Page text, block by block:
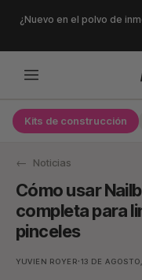
directamente
¿Nuevo en el polvo de
Kits de construcción
Noticias
Cómo usar
completa para
pinceles
YUVIEN ROYER·13 DE